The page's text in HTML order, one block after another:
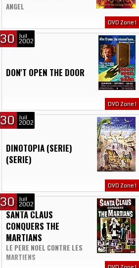
ANGEL
DVD Zone 1
30 Juil
2002
DON'T OPEN THE DOOR
DVD Zone 1
30 Juil
2002
DINOTOPIA (SERIE)
(SERIE)
DVD Zone 1
30 Juil
2002
SANTA CLAUS
CONQUERS THE
MARTIANS
LE PERE NOEL CONTRE LES
MARTIENS